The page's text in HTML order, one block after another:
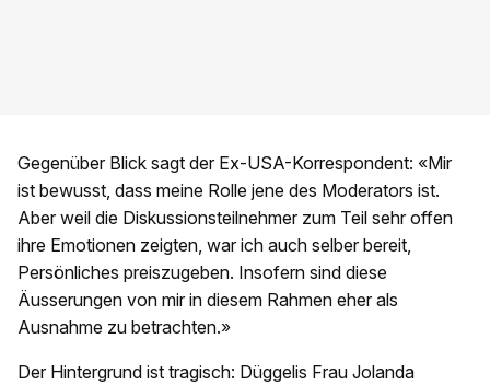
Gegenüber Blick sagt der Ex-USA-Korrespondent: «Mir
ist bewusst, dass meine Rolle jene des Moderators ist.
Aber weil die Diskussionsteilnehmer zum Teil sehr offen
ihre Emotionen zeigten, war ich auch selber bereit,
Persönliches preiszugeben. Insofern sind diese
Äusserungen von mir in diesem Rahmen eher als
Ausnahme zu betrachten.»
Der Hintergrund ist tragisch: Düggelis Frau Jolanda